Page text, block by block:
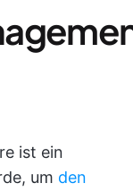
ist ein
um den